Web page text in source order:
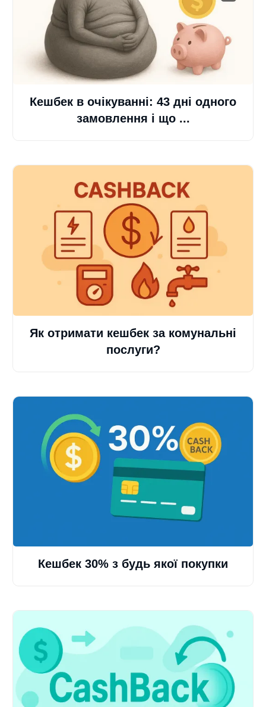
Кешбек в очікуванні: 43 дні одного
замовлення і що ...
Як отримати кешбек за комунальні
послуги?
Кешбек 30% з будь якої покупки